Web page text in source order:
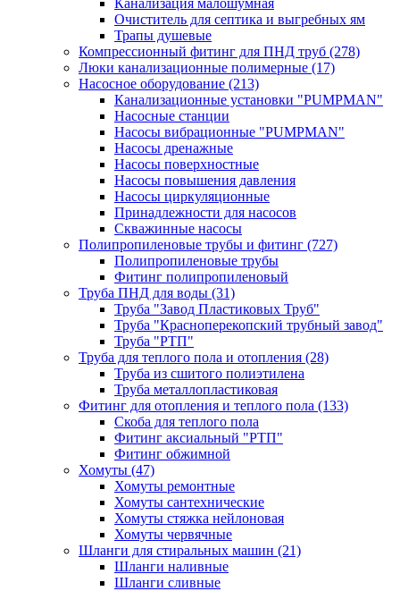
Канализация малошумная
Очиститель для септика и выгребных ям
Трапы душевые
Компрессионный фитинг для ПНД труб (278)
Люки канализационные полимерные (17)
Насосное оборудование (213)
Канализационные установки "PUMPMAN"
Насосные станции
Насосы вибрационные "PUMPMAN"
Насосы дренажные
Насосы поверхностные
Насосы повышения давления
Насосы циркуляционные
Принадлежности для насосов
Скважинные насосы
Полипропиленовые трубы и фитинг (727)
Полипропиленовые трубы
Фитинг полипропиленовый
Труба ПНД для воды (31)
Труба "Завод Пластиковых Труб"
Труба "Красноперекопский трубный завод"
Труба "РТП"
Труба для теплого пола и отопления (28)
Труба из сшитого полиэтилена
Труба металлопластиковая
Фитинг для отопления и теплого пола (133)
Скоба для теплого пола
Фитинг аксиальный "РТП"
Фитинг обжимной
Хомуты (47)
Хомуты ремонтные
Хомуты сантехнические
Хомуты стяжка нейлоновая
Хомуты червячные
Шланги для стиральных машин (21)
Шланги наливные
Шланги сливные